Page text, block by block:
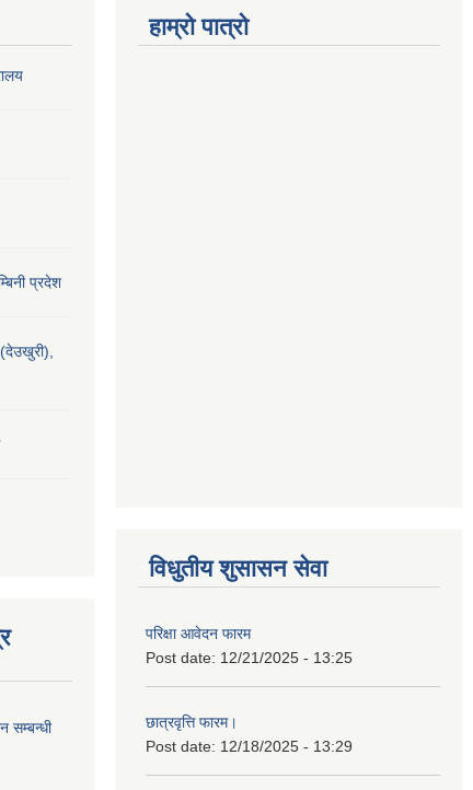
प्रदेश
सम्बन्धी
हाम्रो पात्रो
विधुतीय शुसासन सेवा
परिक्षा आवेदन फारम
Post date: 12/21/2025 - 13:25
छात्रवृत्ति फारम।
Post date: 12/18/2025 - 13:29